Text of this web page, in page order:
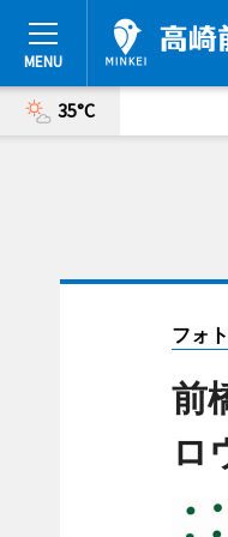
35°C
フォ
前
ロ